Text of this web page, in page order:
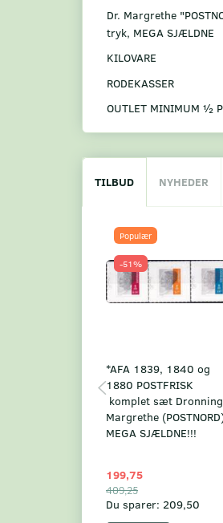
Dr. Margrethe
tryk, MEGA SJÆLDNE
KILOVARE
RODEKASSER
OUTLET MINIMUM ½
TILBUD NYHEDER
Populær
-51%
*AFA 1839, 1840 og
1880 POSTFRISK
komplet sæt Dronning
Margrethe
MEGA SJÆLDNE!!!
199,75
409,25
Du sparer: 209,50